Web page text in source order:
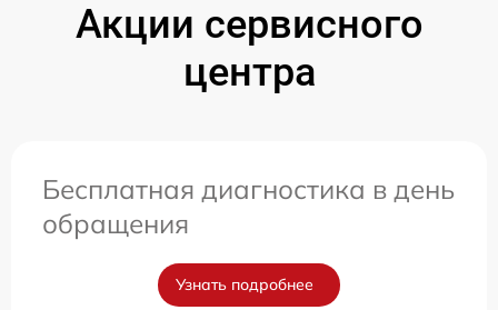
Акции сервисного
центра
Бесплатная диагностика в день
обращения
Узнать подробнее